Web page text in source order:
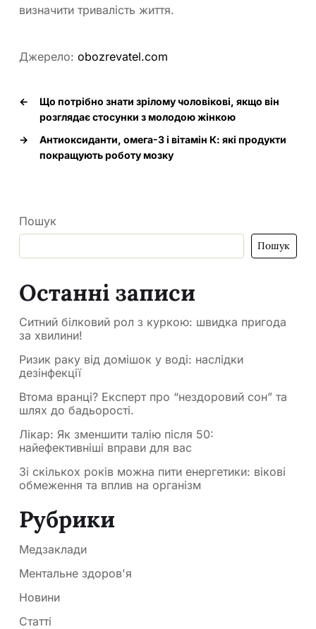
визначити тривалість життя.
Джерело: obozrevatel.com
←
Що потрібно знати зрілому чоловікові, якщо він
розглядає стосунки з молодою жінкою
→
Антиоксиданти, омега-3 і вітамін К: які продукти
покращують роботу мозку
Пошук
Пошук
Останні записи
Ситний білковий рол з куркою: швидка пригода
за хвилини!
Ризик раку від домішок у воді: наслідки
дезінфекції
Втома вранці? Експерт про “нездоровий сон” та
шлях до бадьорості.
Лікар: Як зменшити талію після 50:
найефективніші вправи для вас
Зі скількох років можна пити енергетики: вікові
обмеження та вплив на організм
Рубрики
Медзаклади
Ментальне здоров'я
Новини
Статті